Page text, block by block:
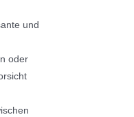
und
oder